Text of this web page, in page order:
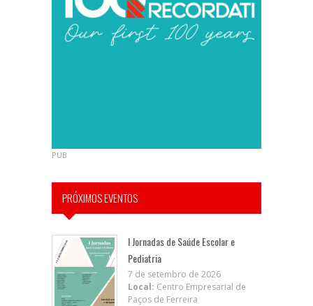
PUB
PRÓXIMOS EVENTOS
I Jornadas de Saúde Escolar e
Pediatria
7 de setembro de 2026
Local: Centro Empresarial de
Paços de Ferreira